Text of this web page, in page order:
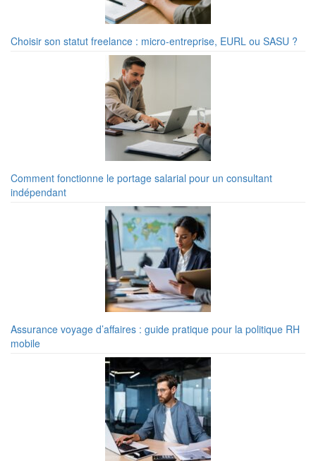
Choisir son statut freelance : micro-entreprise, EURL ou SASU ?
Comment fonctionne le portage salarial pour un consultant
indépendant
Assurance voyage d’affaires : guide pratique pour la politique RH
mobile